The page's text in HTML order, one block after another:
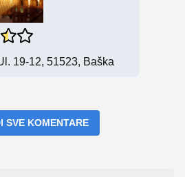
19-12, 51523, Baška
SVE KOMENTARE